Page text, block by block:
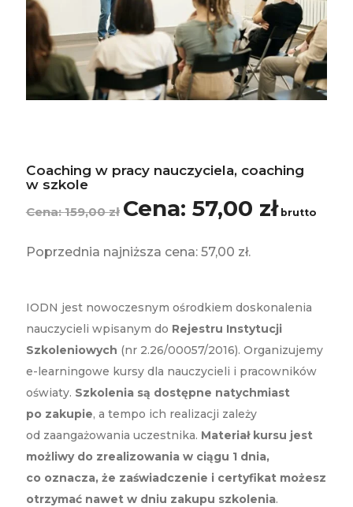
Coaching w pracy nauczyciela, coaching
w szkole
159,00zł Pierwotna
159,00 zł.
57,00 złAktualna
brutto
Poprzednia najniższa cena: 57,00 zł.
IODN jest nowoczesnym ośrodkiem doskonalenia
nauczycieli wpisanym do Rejestru Instytucji
Szkoleniowych (nr 2.26/00057/2016). Organizujemy
e-learningowe kursy dla nauczycieli i pracowników
oświaty. Szkolenia są dostępne natychmiast
po zakupie, a tempo ich realizacji zależy
od zaangażowania uczestnika. Materiał kursu jest
możliwy do zrealizowania w ciągu 1 dnia,
co oznacza, że zaświadczenie i certyfikat możesz
otrzymać nawet w dniu zakupu szkolenia.